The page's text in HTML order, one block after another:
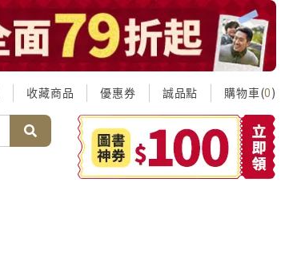
收藏商品 優惠券 誠品點 購物車(0)